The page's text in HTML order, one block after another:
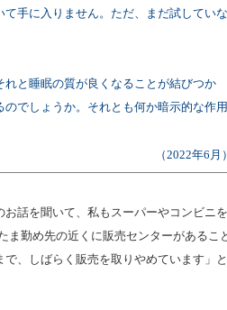
手に入りません。ただ、まだ試していな
と睡眠の質が良くなることが結びつか
でしょうか。それとも何か暗示的な作用
（2022年6月）
話を聞いて、私もスーパーやコンビニを
勤め先の近くに販売センターがあるこ
、しばらく販売を取りやめています」と